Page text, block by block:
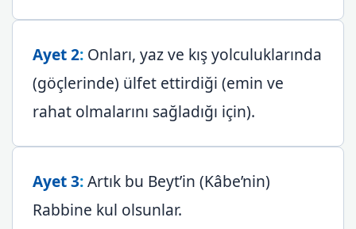
Ayet 2: Onları, yaz ve kış yolculuklarında
(göçlerinde) ülfet ettirdiği (emin ve
rahat olmalarını sağladığı için).
Ayet 3:Artık bu Beyt’in (Kâbe’nin)
Rabbine kul olsunlar.